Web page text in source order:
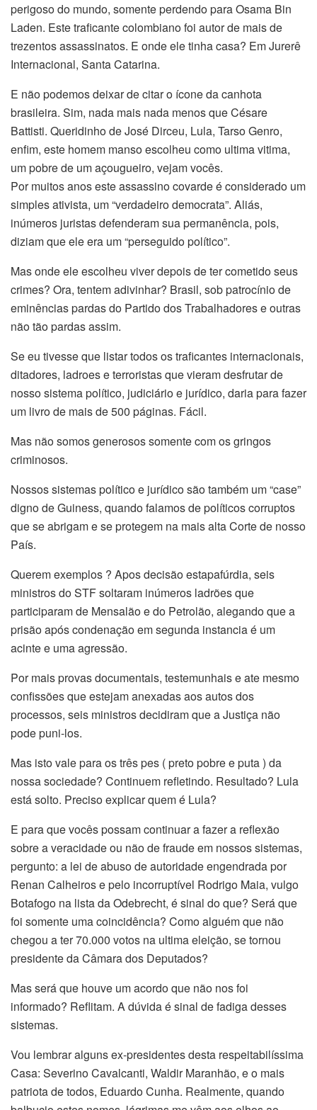
perigoso do mundo, somente perdendo para Osama Bin
Laden. Este traficante colombiano foi autor de mais de
trezentos assassinatos. E onde ele tinha casa? Em Jurerê
Internacional, Santa Catarina.
E não podemos deixar de citar o ícone da canhota
brasileira. Sim, nada mais nada menos que Césare
Battisti. Queridinho de José Dirceu, Lula, Tarso Genro,
enfim, este homem manso escolheu como ultima vitima,
um pobre de um açougueiro, vejam vocês.
Por muitos anos este assassino covarde é considerado um
simples ativista, um “verdadeiro democrata”. Aliás,
inúmeros juristas defenderam sua permanência, pois,
diziam que ele era um “perseguido político”.
Mas onde ele escolheu viver depois de ter cometido seus
crimes? Ora, tentem adivinhar? Brasil, sob patrocínio de
eminências pardas do Partido dos Trabalhadores e outras
não tão pardas assim.
Se eu tivesse que listar todos os traficantes internacionais,
ditadores, ladroes e terroristas que vieram desfrutar de
nosso sistema político, judiciário e jurídico, daria para fazer
um livro de mais de 500 páginas. Fácil.
Mas não somos generosos somente com os gringos
criminosos.
Nossos sistemas político e jurídico são também um “case”
digno de Guiness, quando falamos de políticos corruptos
que se abrigam e se protegem na mais alta Corte de nosso
País.
Querem exemplos ? Apos decisão estapafúrdia, seis
ministros do STF soltaram inúmeros ladrões que
participaram de Mensalão e do Petrolão, alegando que a
prisão após condenação em segunda instancia é um
acinte e uma agressão.
Por mais provas documentais, testemunhais e ate mesmo
confissões que estejam anexadas aos autos dos
processos, seis ministros decidiram que a Justiça não
pode puni-los.
Mas isto vale para os três pes ( preto pobre e puta ) da
nossa sociedade? Continuem refletindo. Resultado? Lula
está solto. Preciso explicar quem é Lula?
E para que vocês possam continuar a fazer a reflexão
sobre a veracidade ou não de fraude em nossos sistemas,
pergunto: a lei de abuso de autoridade engendrada por
Renan Calheiros e pelo incorruptível Rodrigo Maia, vulgo
Botafogo na lista da Odebrecht, é sinal do que? Será que
foi somente uma coincidência? Como alguém que não
chegou a ter 70.000 votos na ultima eleição, se tornou
presidente da Câmara dos Deputados?
Mas será que houve um acordo que não nos foi
informado? Reflitam. A dúvida é sinal de fadiga desses
sistemas.
Vou lembrar alguns ex-presidentes desta respeitabilíssima
Casa: Severino Cavalcanti, Waldir Maranhão, e o mais
patriota de todos, Eduardo Cunha. Realmente, quando